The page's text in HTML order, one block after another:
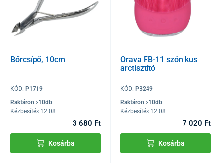
Bőrcsípő, 10cm
KÓD: P1719
Raktáron >10db
Kézbesítés 12.08
3 680 Ft
Kosárba
Orava FB-11 szónikus
arctisztító
KÓD: P3249
Raktáron >10db
Kézbesítés 12.08
7 020 Ft
Kosárba